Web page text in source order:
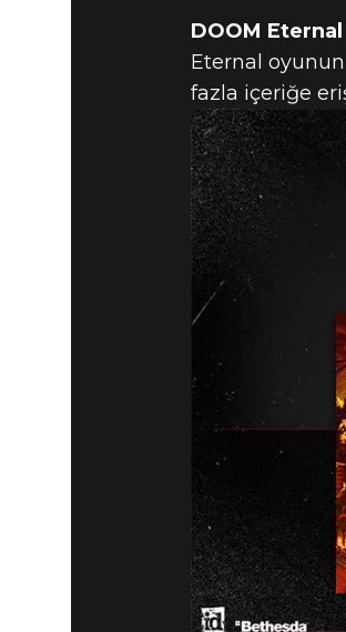
DOOM
Eternal
fazla içeriğe